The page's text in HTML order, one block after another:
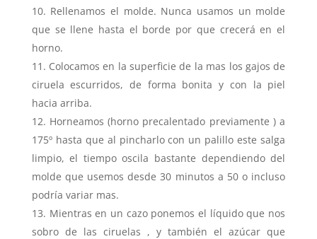
Rellenamos el molde. Nunca usamos un molde
que se llene hasta el borde por que crecerá en el
horno.
Colocamos en la superficie de la mas los gajos de
ciruela escurridos, de forma bonita y con la piel
hacia arriba.
Horneamos (horno precalentado previamente ) a
175º hasta que al pincharlo con un palillo este salga
limpio, el tiempo oscila bastante dependiendo del
molde que usemos desde 30 minutos a 50 o incluso
podría variar mas.
Mientras en un cazo ponemos el líquido que nos
sobro de las ciruelas , y también el azúcar que